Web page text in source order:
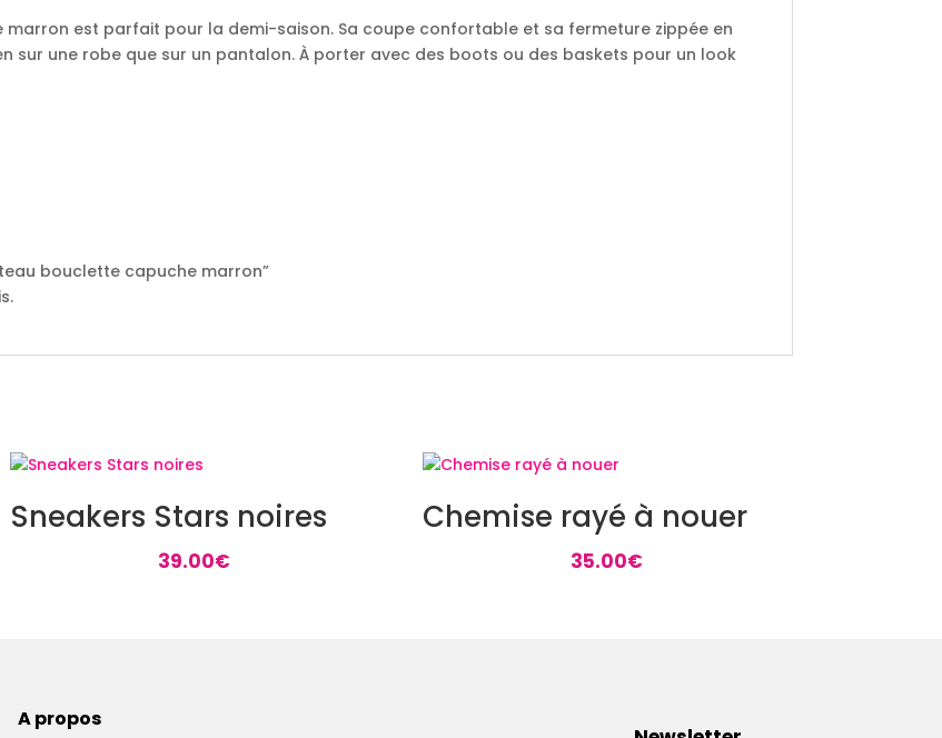
est parfait pour la demi-saison. Sa coupe confortable et sa fermeture zippée en
sur une robe que sur un pantalon. À porter avec des boots ou des baskets pour un look
bouclette capuche marron”
Sneakers Stars noires
39.00€
Chemise rayé à nouer
35.00€
A propos